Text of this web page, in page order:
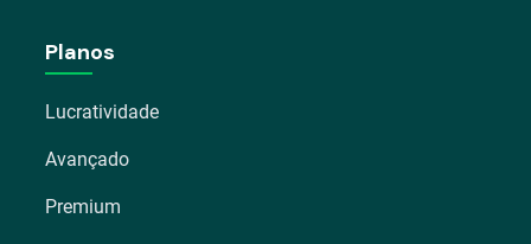
Planos
Lucratividade
Avançado
Premium